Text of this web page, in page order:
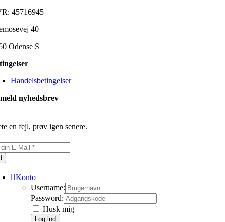
45716945
40
Odense S
Handelsbetingelser
nyhedsbrev
en fejl, prøv igen senere.
Konto
Username:
Password:
Husk mig